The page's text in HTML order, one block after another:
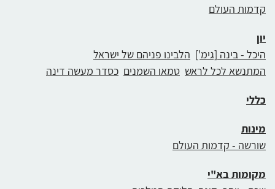
קדמות העולם
יון
היכל - בינה [גימ'] הלבינו פניהם של ישראל
המתנשא לכל לראש טמאו השמנים כסדר מעשה דינה
כללי
מינות
שורשה - קדמות העולם
מקומות בא"י